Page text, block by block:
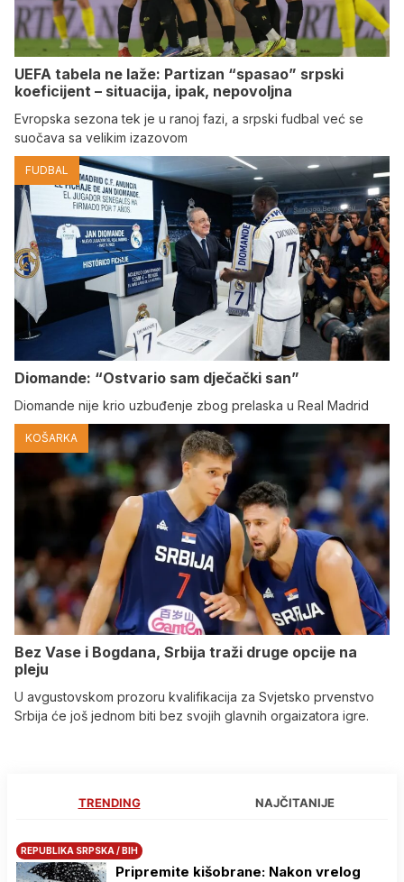
UEFA tabela ne laže: Partizan “spasao” srpski
koeficijent – situacija, ipak, nepovoljna
Evropska sezona tek je u ranoj fazi, a srpski fudbal već se
suočava sa velikim izazovom
FUDBAL
Diomande: “Ostvario sam dječački san”
Diomande nije krio uzbuđenje zbog prelaska u Real Madrid
KOŠARKA
Bez Vase i Bogdana, Srbija traži druge opcije na
pleju
U avgustovskom prozoru kvalifikacija za Svjetsko prvenstvo
Srbija će još jednom biti bez svojih glavnih orgaizatora igre.
TRENDING NAJČITANIJE
REPUBLIKA SRPSKA / BIH
Pripremite kišobrane: Nakon vrelog